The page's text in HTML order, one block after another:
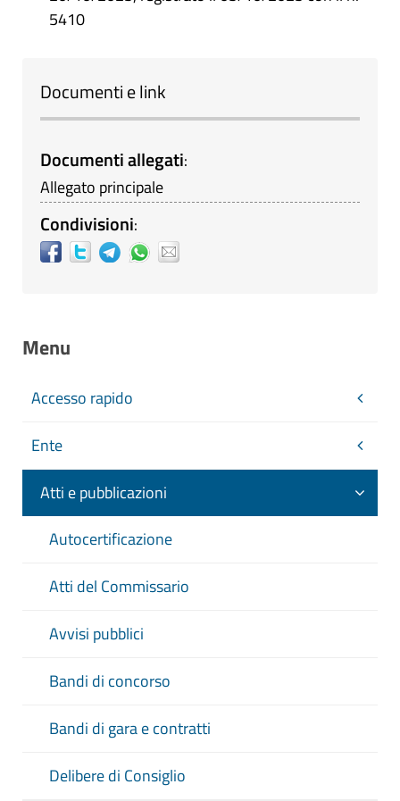
5410
Documenti e link
Documenti allegati:
Allegato principale
Condivisioni:
Menu
Accesso rapido
Ente
Atti e pubblicazioni
Autocertificazione
Atti del Commissario
Avvisi pubblici
Bandi di concorso
Bandi di gara e contratti
Delibere di Consiglio